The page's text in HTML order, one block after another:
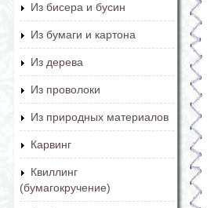
Из бисера и бусин
Из бумаги и картона
Из дерева
Из проволоки
Из природных материалов
Карвинг
Квиллинг
(бумагокручение)